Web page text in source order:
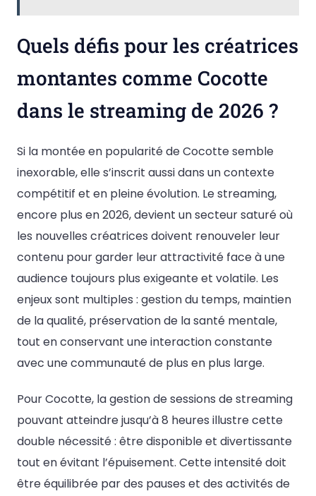
Quels défis pour les créatrices
montantes comme Cocotte
dans le streaming de 2026 ?
Si la montée en popularité de Cocotte semble
inexorable, elle s’inscrit aussi dans un contexte
compétitif et en pleine évolution. Le streaming,
encore plus en 2026, devient un secteur saturé où
les nouvelles créatrices doivent renouveler leur
contenu pour garder leur attractivité face à une
audience toujours plus exigeante et volatile. Les
enjeux sont multiples : gestion du temps, maintien
de la qualité, préservation de la santé mentale,
tout en conservant une interaction constante
avec une communauté de plus en plus large.
Pour Cocotte, la gestion de sessions de streaming
pouvant atteindre jusqu’à 8 heures illustre cette
double nécessité : être disponible et divertissante
tout en évitant l’épuisement. Cette intensité doit
être équilibrée par des pauses et des activités de